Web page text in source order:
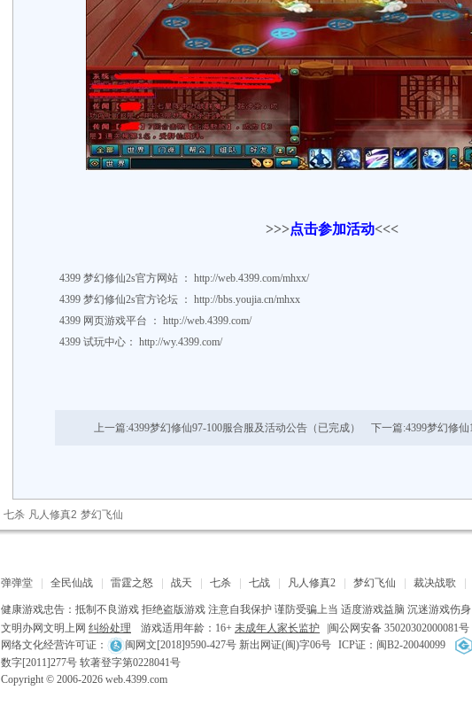
>>>点击参加活动<<<
4399 梦幻修仙2s官方网站 ： http://web.4399.com/mhxx/
4399 梦幻修仙2s官方论坛 ： http://bbs.youjia.cn/mhxx
4399 网页游戏平台 ： http://web.4399.com/
4399 试玩中心： http://wy.4399.com/
上一篇:4399梦幻修仙97-100服合服及活动公告（已完成） 下一篇:4399梦幻修
七杀 凡人修真2 梦幻飞仙
弹弹堂 全民仙战 雷霆之怒 战天 七杀 七战 凡人修真2 梦幻飞仙 裁决战歌
健康游戏忠告：抵制不良游戏 拒绝盗版游戏 注意自我保护 谨防受骗上当 适度游戏益脑 沉迷游戏伤
文明办网文明上网 纠纷处理 游戏适用年龄：16+ 未成年人家长监护 闽公网安备 35020302000081号
网络文化经营许可证：
闽网文[2018]9590-427号 新出网证(闽)字06号 ICP证：闽B2-20040099
数字[2011]277号 软著登字第0228041号
Copyright © 2006-2026 web.4399.com